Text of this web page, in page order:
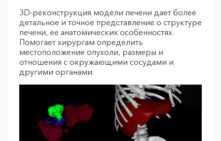
3D-реконструкция модели печени дает более
детальное и точное представление о структуре
печени, ее анатомических особенностях.
Помогает хирургам определить
местоположение опухоли, размеры и
отношения с окружающими сосудами и
другими органами.